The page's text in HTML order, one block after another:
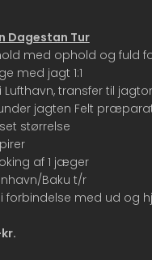
Dagestan Tur
med ophold og fuld
med jagt 1:1
Lufthavn, transfer til
jagten Felt
størrelse
af 1 jæger
Baku t/r
forbindelse med ud og